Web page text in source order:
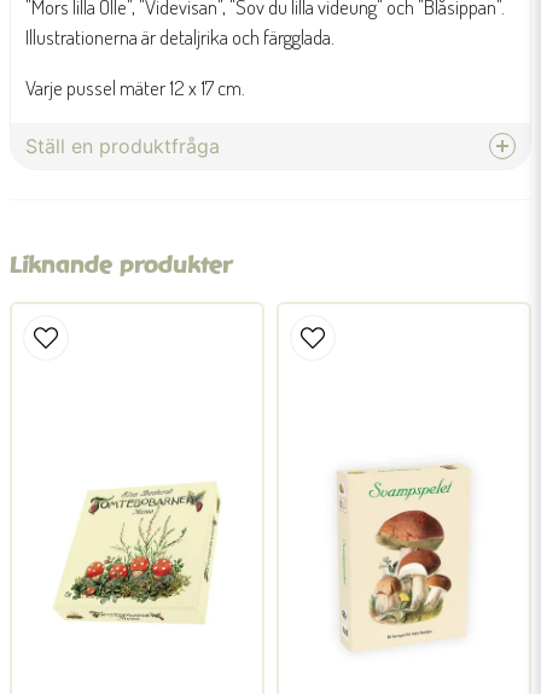
"Mors lilla Olle", "Videvisan", "Sov du lilla videung" och "Blåsippan".
Illustrationerna är detaljrika och färgglada.
Varje pussel mäter 12 x 17 cm.
Ställ en produktfråga
name
Namn
Ja, ni får publicera min fråga
Liknande produkter